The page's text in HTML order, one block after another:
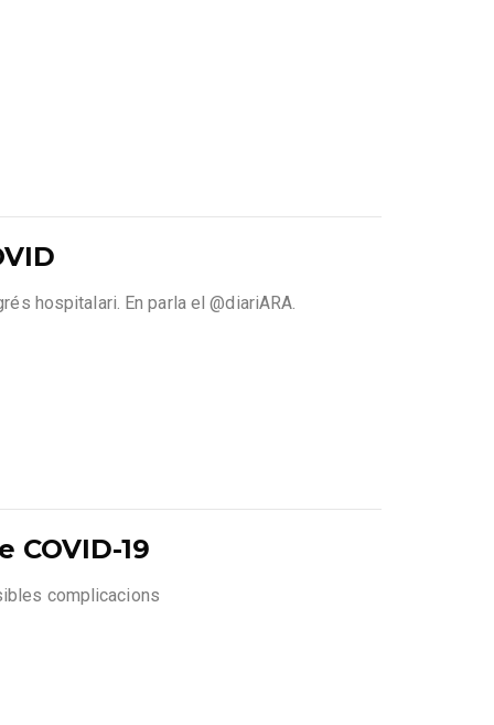
hospitalari. En parla el ⁦@diariARA⁩.
19
complicacions